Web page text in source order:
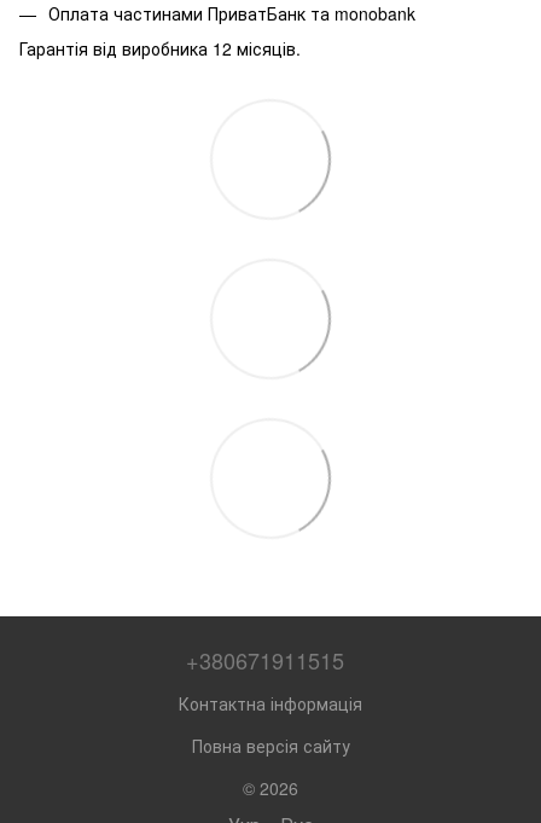
Оплата частинами ПриватБанк та monobank
Гарантія від виробника 12 місяців.
+380671911515
Контактна інформація
Повна версія сайту
© 2026